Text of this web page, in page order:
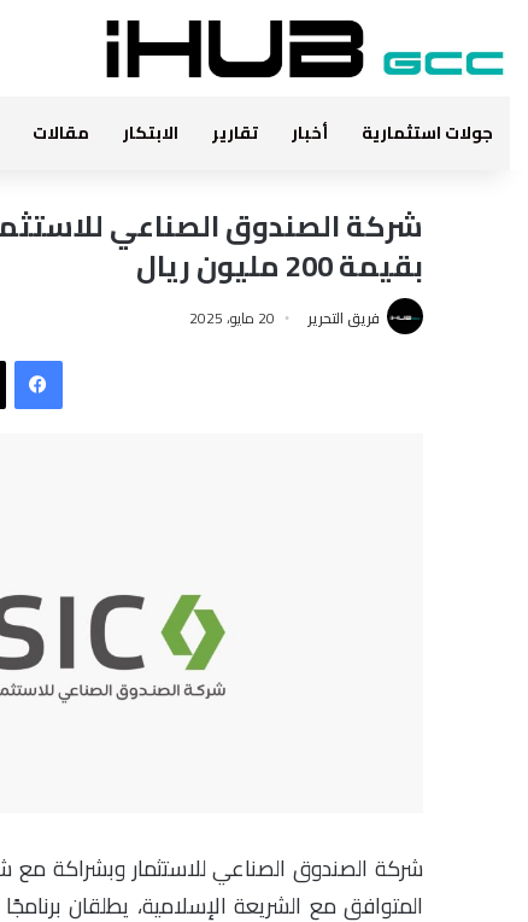
جولات استثمارية أخبار تقارير الابتكار مقالات
شركة الصندوق الصناعي
بقيمة 200 مليون ريال
فريق التحرير 20 مايو، 2025
شركة الصندوق الصناعي للاستثمار وبشراكة